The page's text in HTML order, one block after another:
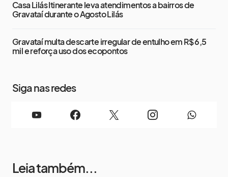
Casa Lilás Itinerante leva atendimentos a bairros de
Gravataí durante o Agosto Lilás
Gravataí multa descarte irregular de entulho em R$ 6,5
mil e reforça uso dos ecopontos
Siga nas redes
Leia também...